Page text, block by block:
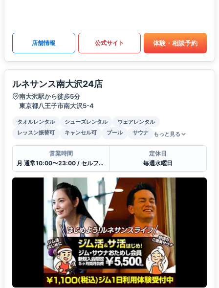
店舗情報 公式サイト 体験・相談予約
ルネサンス南大沢24店
南大沢駅から徒歩5分
東京都八王子市南大沢5-4
タオルレンタル シューズレンタル
ウェアレンタル
レッスン振替可
キャンセル可 プール サウナ もっと見る
営業時間
月 通常10:00〜23:00 / セルフ23:00〜10:00 / 受付11:00〜21:00
定休日
毎週水曜日